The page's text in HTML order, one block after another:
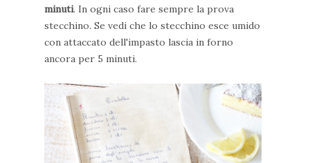
minuti. In ogni caso fare sempre la prova
stecchino. Se vedi che lo stecchino esce umido
con attaccato dell'impasto lascia in forno
ancora per 5 minuti.